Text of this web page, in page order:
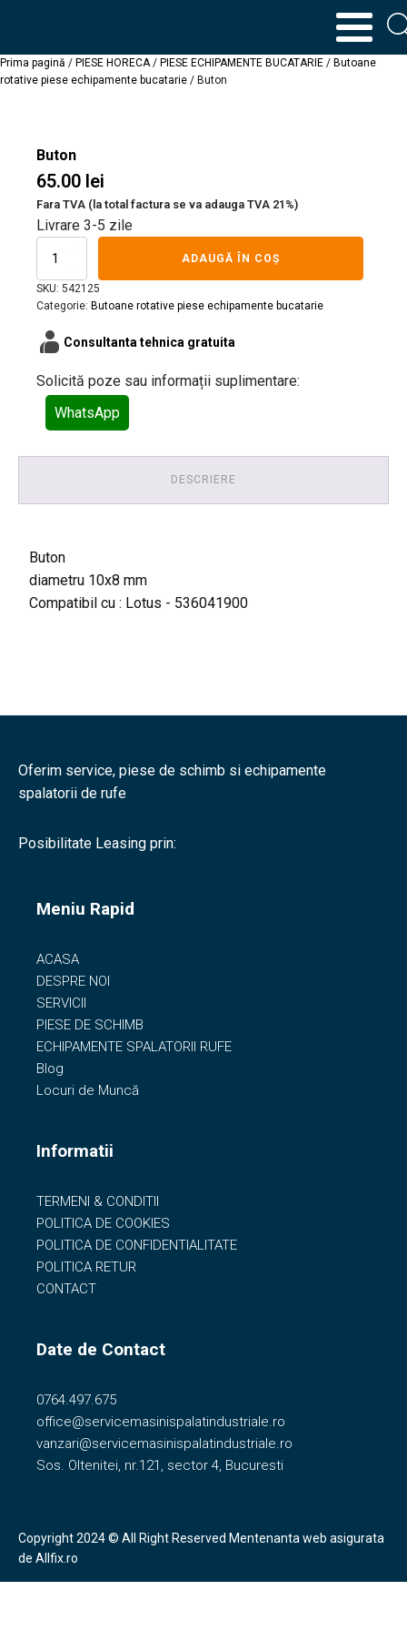
Prima pagină / PIESE HORECA/ PIESE ECHIPAMENTE BUCATARIE / Butoane
rotative piese echipamente bucatarie / Buton
Buton
65.00 lei
Fara TVA (la total factura se va adauga TVA 21%)
Livrare 3-5 zile
Cantitate
ADAUGĂ ÎN COȘ
SKU: 542125
Categorie: Butoane rotative piese echipamente bucatarie
contacts_product Consultanta tehnica gratuita
Solicită poze sau informații suplimentare:
WhatsApp
DESCRIERE
Buton
diametru 10x8 mm
Compatibil cu : Lotus - 536041900
Oferim service, piese de schimb si echipamente
spalatorii de rufe
Posibilitate Leasing prin:
Meniu Rapid
ACASA
DESPRE NOI
SERVICII
PIESE DE SCHIMB
ECHIPAMENTE SPALATORII RUFE
Blog
Locuri de Muncă
Informatii
TERMENI & CONDITII
POLITICA DE COOKIES
POLITICA DE CONFIDENTIALITATE
POLITICA RETUR
CONTACT
Date de Contact
0764.497.675
office@servicemasinispalatindustriale.ro
vanzari@servicemasinispalatindustriale.ro
Sos. Oltenitei, nr.121, sector 4, Bucuresti
Copyright 2024 © All Right Reserved Mentenanta web asigurata
de Allfix.ro